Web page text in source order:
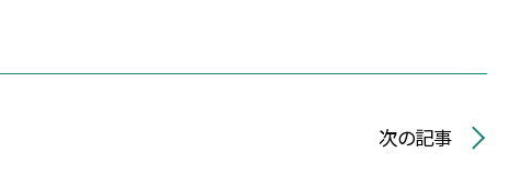
次の記事